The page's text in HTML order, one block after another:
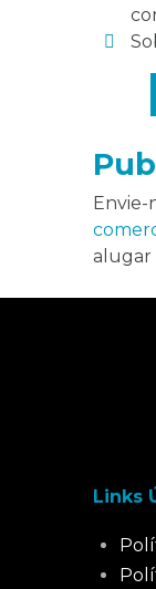
Envie-
alugar
Links